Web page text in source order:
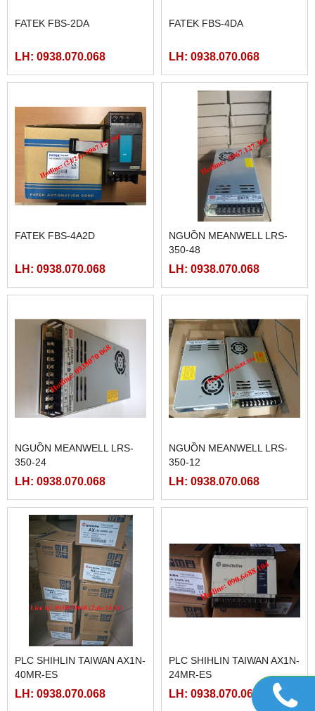
FATEK FBS-2DA
LH: 0938.070.068
FATEK FBS-4DA
LH: 0938.070.068
FATEK FBS-4A2D
LH: 0938.070.068
NGUỒN MEANWELL LRS-
350-48
LH: 0938.070.068
NGUỒN MEANWELL LRS-
350-24
LH: 0938.070.068
NGUỒN MEANWELL LRS-
350-12
LH: 0938.070.068
PLC SHIHLIN TAIWAN AX1N-
40MR-ES
LH: 0938.070.068
PLC SHIHLIN TAIWAN AX1N-
24MR-ES
LH: 0938.070.068